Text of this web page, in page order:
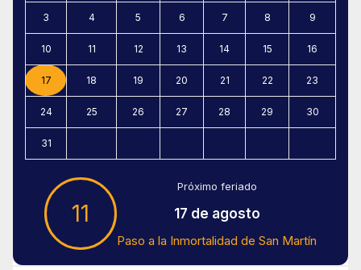
3 4 5 6 7 8 9
10 11 12 13 14 15 16
17 18 19 20 21 22 23
24 25 26 27 28 29 30
31
11
Próximo feriado
17 de agosto
Paso a la Inmortalidad de San Martín